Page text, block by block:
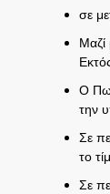
σε
Ο
την
Σε
το
Σε